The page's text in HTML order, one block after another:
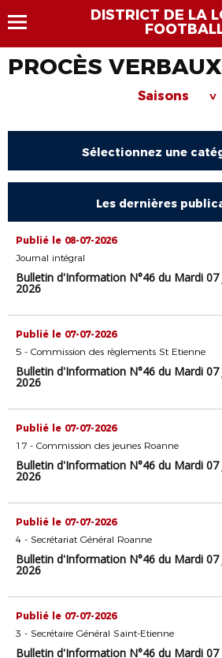
DISTRICT DE LA
PROCÈS VERBAUX
Saisons >
Sélectionnez une
Les dernières
Publié le 08-07-2026
Journal intégral
Bulletin d'Information N°46 du Mardi 07
2026
Publié le 07-07-2026
5 - Commission des règlements St Etienne
Bulletin d'Information N°46 du Mardi 07
2026
Publié le 07-07-2026
17 - Commission des jeunes Roanne
Bulletin d'Information N°46 du Mardi 07
2026
Publié le 07-07-2026
4 - Secrétariat Général Roanne
Bulletin d'Information N°46 du Mardi 07
2026
Publié le 07-07-2026
3 - Secrétaire Général Saint-Etienne
Bulletin d'Information N°46 du Mardi 07